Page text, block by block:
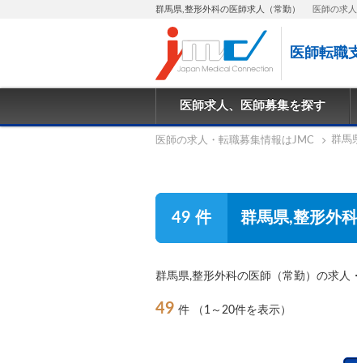
群馬県,整形外科の医師求人（常勤） 医師の求
医師転職
医師求人、医師募集を探す
医師の求人・転職募集情報はJMC 群馬
49 件 群馬県,整形外
群馬県,整形外科の医師（常勤）の求人
49 件 （1～20件を表示）